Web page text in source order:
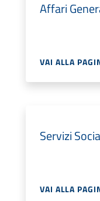
Affari
VAI ALLA
Servizi
VAI ALLA